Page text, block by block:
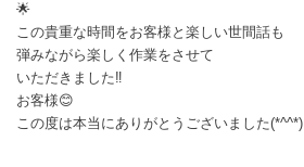
🌟
この貴重な時間をお客様と楽しい世間話も
弾みながら楽しく作業をさせて
いただきました‼️
お客様😊
この度は本当にありがとうございました(*^^*)